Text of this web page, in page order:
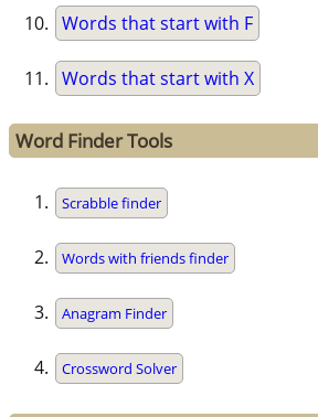
Words that start with F
Words that start with X
Word Finder Tools
Scrabble finder
Words with friends finder
Anagram Finder
Crossword Solver